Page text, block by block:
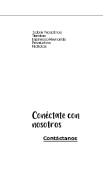
Sobre Nosotros
Tiendas
Espresso Rewards
Productos
Noticias
Conéctate con
nosotros
Contáctanos